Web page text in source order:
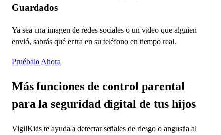
Guardados
Ya sea una imagen de redes sociales o un video que alguien
envió, sabrás qué entra en su teléfono en tiempo real.
Pruébalo Ahora
Más funciones de control parental
para la seguridad digital de tus hijos
VigilKids te ayuda a detectar señales de riesgo o angustia al